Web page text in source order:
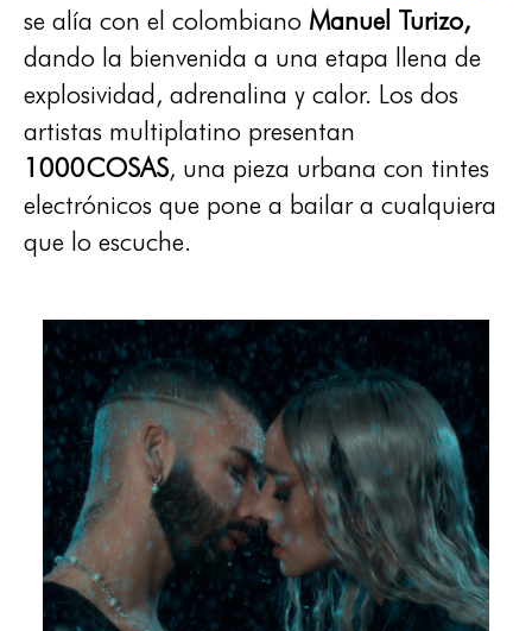
se alía con el colombiano Manuel Turizo,
dando la bienvenida a una etapa llena de
explosividad, adrenalina y calor. Los dos
artistas multiplatino presentan
1000COSAS, una pieza urbana con tintes
electrónicos que pone a bailar a cualquiera
que lo escuche.